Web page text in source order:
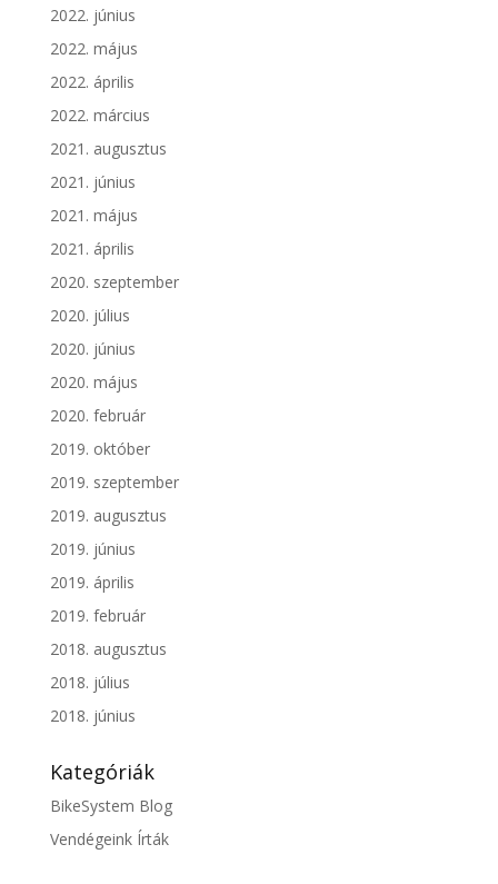
2022. június
2022. május
2022. április
2022. március
2021. augusztus
2021. június
2021. május
2021. április
2020. szeptember
2020. július
2020. június
2020. május
2020. február
2019. október
2019. szeptember
2019. augusztus
2019. június
2019. április
2019. február
2018. augusztus
2018. július
2018. június
Kategóriák
BikeSystem Blog
Vendégeink Írták